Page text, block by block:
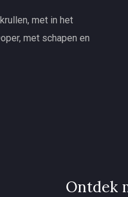
met in het
met schapen en
Ontdek